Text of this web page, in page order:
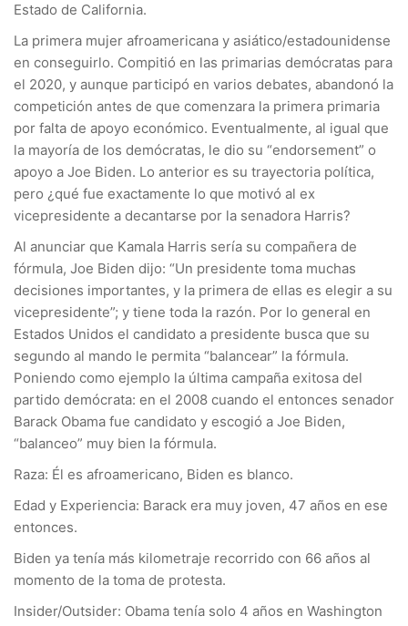
Estado de California.
La primera mujer afroamericana y asiático/estadounidense
en conseguirlo. Compitió en las primarias demócratas para
el 2020, y aunque participó en varios debates, abandonó la
competición antes de que comenzara la primera primaria
por falta de apoyo económico. Eventualmente, al igual que
la mayoría de los demócratas, le dio su “endorsement” o
apoyo a Joe Biden. Lo anterior es su trayectoria política,
pero ¿qué fue exactamente lo que motivó al ex
vicepresidente a decantarse por la senadora Harris?
Al anunciar que Kamala Harris sería su compañera de
fórmula, Joe Biden dijo: “Un presidente toma muchas
decisiones importantes, y la primera de ellas es elegir a su
vicepresidente”; y tiene toda la razón. Por lo general en
Estados Unidos el candidato a presidente busca que su
segundo al mando le permita “balancear” la fórmula.
Poniendo como ejemplo la última campaña exitosa del
partido demócrata: en el 2008 cuando el entonces senador
Barack Obama fue candidato y escogió a Joe Biden,
“balanceo” muy bien la fórmula.
Raza: Él es afroamericano, Biden es blanco.
Edad y Experiencia: Barack era muy joven, 47 años en ese
entonces.
Biden ya tenía más kilometraje recorrido con 66 años al
momento de la toma de protesta.
Insider/Outsider: Obama tenía solo 4 años en Washington